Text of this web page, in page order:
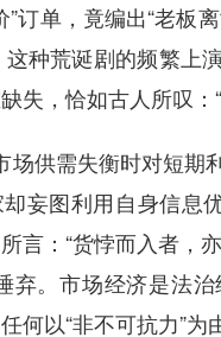
订单，竟编出“老板
种荒诞剧的频繁上
，恰如古人所叹：“
场供需失衡时对短
妄图利用自身信息
言：“货悖而入者，
弃。市场经济是法
何以“非不可抗力”